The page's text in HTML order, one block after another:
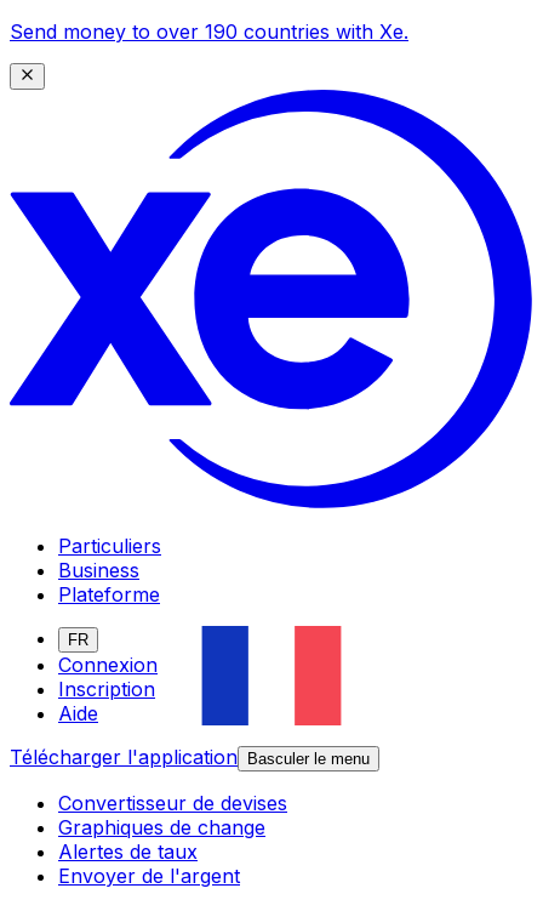
Send money to over 190 countries with Xe.
Particuliers
Business
Plateforme
FR
Connexion
Inscription
Aide
Télécharger l'application
Basculer le menu
Convertisseur de devises
Graphiques de change
Alertes de taux
Envoyer de l'argent